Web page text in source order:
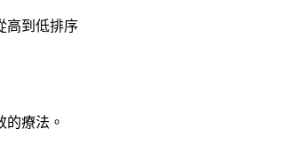
到低排序
的療法。